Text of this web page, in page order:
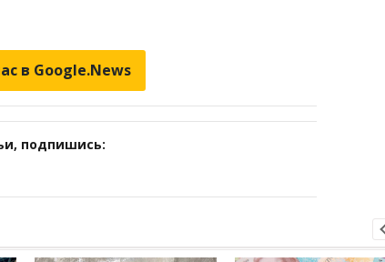
в Google.News
подпишись: